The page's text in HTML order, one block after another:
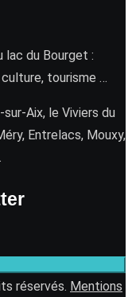
lac du Bourget :
tourisme …
Aix, le Viviers du
Entrelacs, Mouxy,
réservés. Mentions